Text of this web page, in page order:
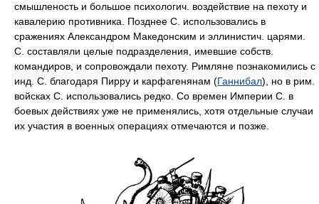
смышленость и большое психологич. воздействие на пехоту и
кавалерию противника. Позднее С. использовались в
сражениях Александром Македонским и эллинистич. царями.
С. составляли целые подразделения, имевшие собств.
командиров, и сопровождали пехоту. Римляне познакомились с
инд. С. благодаря Пирру и карфагенянам (Ганнибал), но в рим.
войсках С. использовались редко. Со времен Империи С. в
боевых действиях уже не применялись, хотя отдельные случаи
их участия в военных операциях отмечаются и позже.